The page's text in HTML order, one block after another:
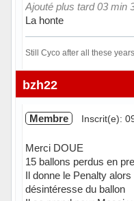
Ajouté plus tard 03 min
La honte
Still Cyco after all these
Hors ligne
bzh22
Membre Inscrit(e):
Merci DOUE
15 ballons perdus en
Il donne le Penalty alors
désintéresse du ballon